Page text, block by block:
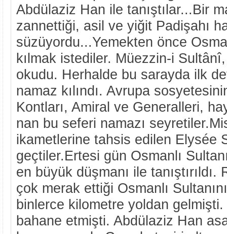
Abdülaziz Han ile tanıştılar...Bir
zannettiği, asil ve yiğit Padişahı
süzüyordu...Yemekten önce
kılmak istediler. Müezzin-i
okudu. Herhalde bu sarayda ilk
namaz kılındı. Avrupa
Kontları, Amiral ve Generalleri,
nan bu seferi namazı
ikametlerine tahsis edilen Elysée
geçtiler.Ertesi gün Osmanlı
en büyük düşmanı ile
çok merak ettiği Osmanlı
binlerce kilometre yoldan
bahane etmişti. Abdülaziz Han